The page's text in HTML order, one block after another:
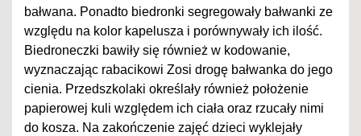
bałwana. Ponadto biedronki segregowały bałwanki ze
względu na kolor kapelusza i porównywały ich ilość.
Biedroneczki bawiły się również w kodowanie,
wyznaczając rabacikowi Zosi drogę bałwanka do jego
cienia. Przedszkolaki określały również położenie
papierowej kuli względem ich ciała oraz rzucały nimi
do kosza. Na zakończenie zajęć dzieci wyklejały